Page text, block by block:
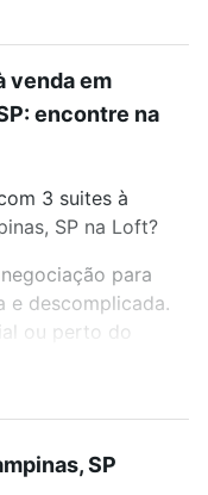
venda em
encontre na
3 suites à
SP na Loft?
para
e descomplicada.
ou perto do
3 suites à venda
para conquistar
e você
SP